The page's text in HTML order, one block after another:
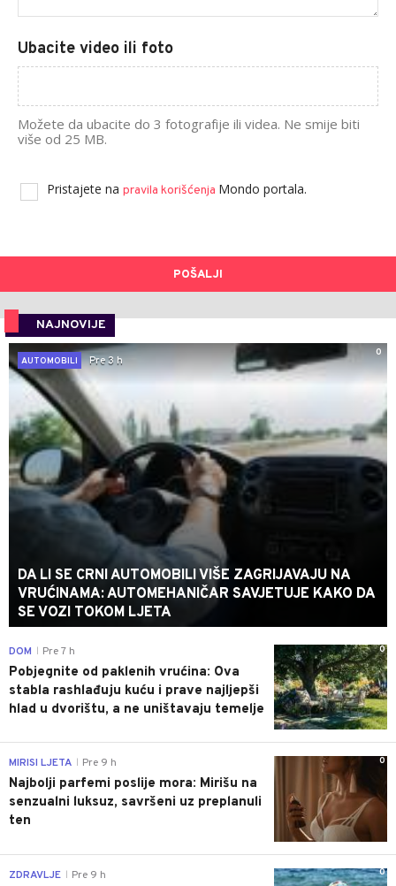
Ubacite video ili foto
Možete da ubacite do 3 fotografije ili videa. Ne smije biti
više od 25 MB.
Pristajete na pravila korišćenja Mondo portala.
POŠALJI
NAJNOVIJE
0
AUTOMOBILI
Pre 3 h
DA LI SE CRNI AUTOMOBILI VIŠE ZAGRIJAVAJU NA
VRUĆINAMA: AUTOMEHANIČAR SAVJETUJE KAKO DA
SE VOZI TOKOM LJETA
0
DOM Pre 7 h
Pobjegnite od paklenih vrućina: Ova
stabla rashlađuju kuću i prave najljepši
hlad u dvorištu, a ne uništavaju temelje
0
MIRISI LJETA Pre 9 h
Najbolji parfemi poslije mora: Mirišu na
senzualni luksuz, savršeni uz preplanuli
ten
0
ZDRAVLJE Pre 9 h